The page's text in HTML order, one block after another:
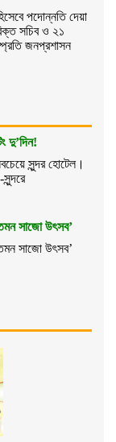
পদোন্নতি দেয়া
সচিব ও ২১
জনপ্রশাসন
দু’দিন!
সুন্দর হোটেল।
সাজো উৎসব’
সাজো উৎসব’